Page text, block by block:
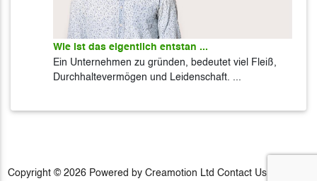
Wie ist das eigentlich entstan ...
Ein Unternehmen zu gründen, bedeutet viel Fleiß,
Durchhaltevermögen und Leidenschaft. ...
Copyright © 2026 Powered by Creamotion Ltd Contact Us